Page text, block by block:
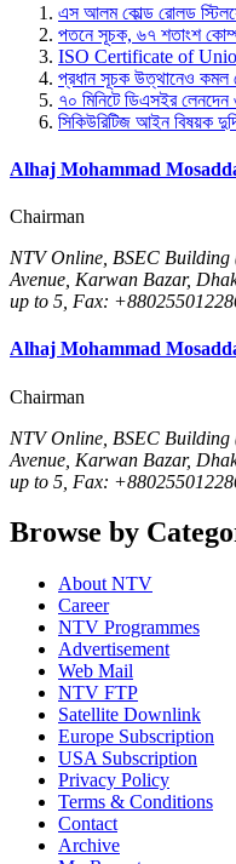
এস আলম কোল্ড রোলড
পতনে সূচক, ৬৭ শতাংশ
ISO Certificate of
প্রধান সূচক উত্থানেও কমল
৭০ মিনিটে ডিএসইর লেনদেন
সিকিউরিটিজ আইন বিষয়ক
Alhaj Mohammad
Chairman
NTV Online, BSEC
Avenue, Karwan Bazar,
up to 5, Fax:
Alhaj Mohammad
Chairman
NTV Online, BSEC
Avenue, Karwan Bazar,
up to 5, Fax:
Browse by
About NTV
Career
NTV Programmes
Advertisement
Web Mail
NTV FTP
Satellite Downlink
Europe Subscription
USA Subscription
Privacy Policy
Terms & Conditions
Contact
Archive